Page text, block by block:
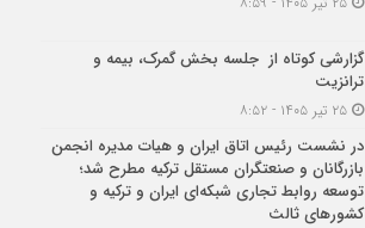
گزارشی کوتاه از جلسه بخش گمرک، بیمه و
ترانزیت
۲۵ تیر ۱۴۰۵ - ۸:۵۲
در نشست رئیس اتاق ایران و هیات مدیره انجمن
بازرگانان و صنعتگران مستقل ترکیه مطرح شد؛
توسعه روابط تجاری شبکه‌ای ایران و ترکیه و
کشورهای ثالث